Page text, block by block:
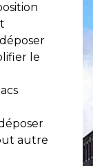
le
autre